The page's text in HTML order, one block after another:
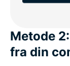
Metode
fra din